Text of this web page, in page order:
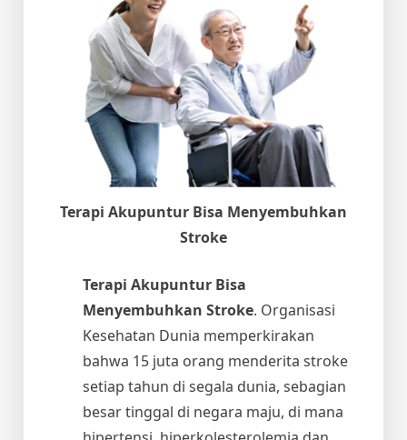
Terapi Akupuntur Bisa Menyembuhkan
Stroke
Terapi Akupuntur Bisa
Menyembuhkan Stroke. Organisasi
Kesehatan Dunia memperkirakan
bahwa 15 juta orang menderita stroke
setiap tahun di segala dunia, sebagian
besar tinggal di negara maju, di mana